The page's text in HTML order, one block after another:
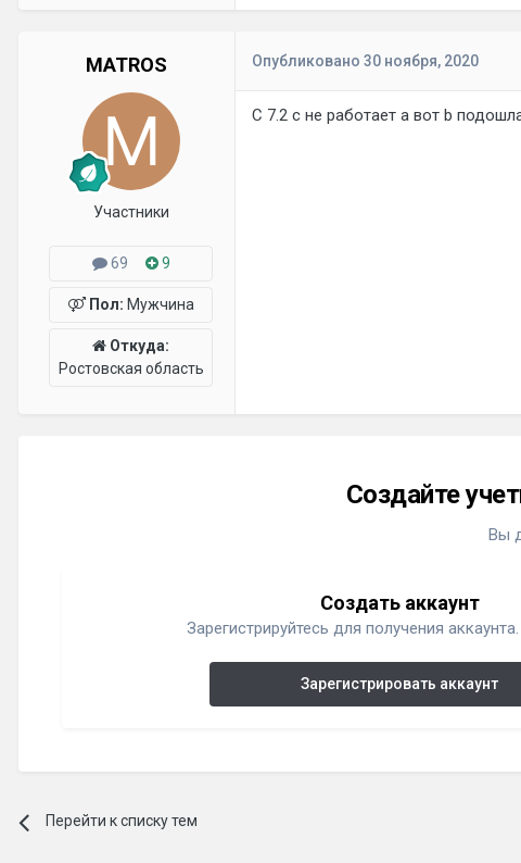
MATROS
Участники
69 9
Пол: Мужчина
Откуда:
Ростовская область
Опубликовано 30 ноября, 2020
C 7.2 c не работает а вот b
Создайте
Вы
Создать аккаунт
Зарегистрируйтесь для получения
Зарегистрировать аккаунт
Перейти к списку тем